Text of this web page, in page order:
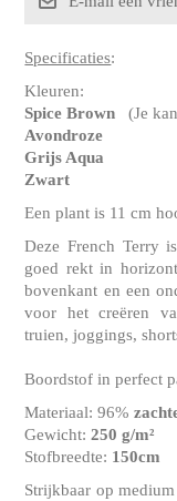
Specificaties:
Kleuren:
Spice Brown
(Je
Avondroze
Grijs Aqua
Zwart
Een plant is 11 cm
Deze French Terry
goed rekt in
bovenkant en een
voor het creëren
truien, joggings,
Boordstof in perfect
Materiaal: 96%
Gewicht:250 g/m²
Stofbreedte: 150cm
Strijkbaar op